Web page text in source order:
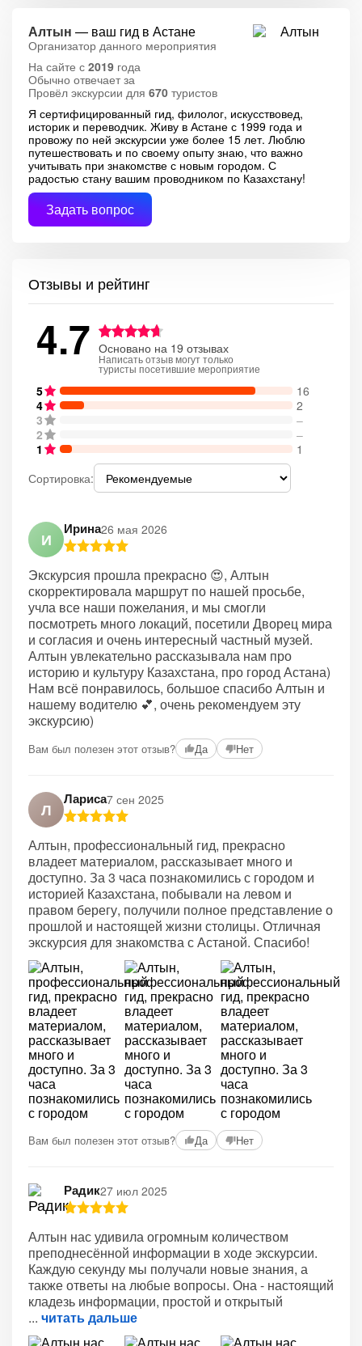
Алтын — ваш гид в Астане
Организатор данного мероприятия
На сайте с 2019 года
Обычно отвечает за
Провёл экскурсии для 670 туристов
Я сертифицированный гид, филолог, искусствовед,
историк и переводчик. Живу в Астане с 1999 года и
провожу по ней экскурсии уже более 15 лет. Люблю
путешествовать и по своему опыту знаю, что важно
учитывать при знакомстве с новым городом. С
радостью стану вашим проводником по Казахстану!
Задать вопрос
Отзывы и рейтинг
4.7 Основано на 19 отзывах
Написать отзыв могут только
туристы посетившие мероприятие
5
16
4
2
3
–
2
–
1
1
Сортировка:
И
Ирина26 мая 2026
Экскурсия прошла прекрасно 😍, Алтын
скорректировала маршрут по нашей просьбе,
учла все наши пожелания, и мы смогли
посмотреть много локаций, посетили Дворец мира
и согласия и очень интересный частный музей.
Алтын увлекательно рассказывала нам про
историю и культуру Казахстана, про город Астана)
Нам всё понравилось, большое спасибо Алтын и
нашему водителю 💕, очень рекомендуем эту
экскурсию)
Вам был полезен этот отзыв? Да Нет
Л
Лариса7 сен 2025
Алтын, профессиональный гид, прекрасно
владеет материалом, рассказывает много и
доступно. За 3 часа познакомились с городом и
историей Казахстана, побывали на левом и
правом берегу, получили полное представление о
прошлой и настоящей жизни столицы. Отличная
экскурсия для знакомства с Астаной. Спасибо!
Вам был полезен этот отзыв? Да Нет
Радик27 июл 2025
Алтын нас удивила огромным количеством
преподнесённой информации в ходе экскурсии.
Каждую секунду мы получали новые знания, а
также ответы на любые вопросы. Она - настоящий
кладезь информации, простой и открытый
читать дальше